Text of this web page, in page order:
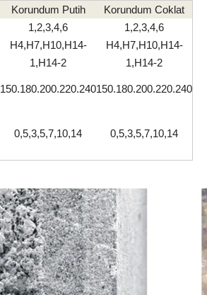
Korundum Putih
Korundum Coklat
1,2,3,4,6
1,2,3,4,6
H4,H7,H10,H14-
1,H14-2
H4,H7,H10,H14-
1,H14-2
150.180.200.220.240150.180.200.220.240
0,5,3,5,7,10,14 0,5,3,5,7,10,14